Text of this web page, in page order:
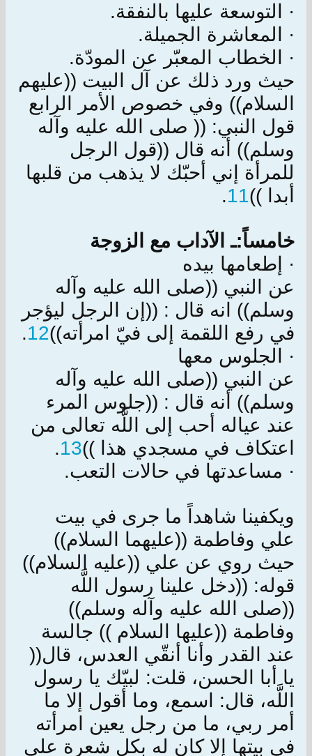
· التوسعة عليها بالنفقة.
· المعاشرة الجميلة.
· الخطاب المعبّر عن المودّة.
حيث ورد ذلك عن آل البيت ((عليهم
السلام)) وفي خصوص الأمر الرابع
قول النبي: (( صلى الله عليه وآله
وسلم)) أنه قال ((قول الرجل
للمرأة إني أحبّك لا يذهب من قلبها
أبدا ))11
.
خامساً:ـ الآداب مع الزوجة
· إطعامها بيده
عن النبي ((صلى الله عليه وآله
وسلم)) انه قال : ((إن الرجل ليؤجر
في رفع اللقمة إلى فيّ امرأته))12
.
· الجلوس معها
عن النبي ((صلى الله عليه وآله
وسلم)) أنه قال : ((جلوس المرء
عند عياله أحب إلى اللَّه تعالى من
اعتكاف في مسجدي هذا ))13
.
· مساعدتها في حالات التعب.
ويكفينا شاهداً ما جرى في بيت
علي وفاطمة ((عليهما السلام))
حيث روي عن علي ((عليه السلام))
قوله: ((دخل علينا رسول اللَّه
((صلى الله عليه وآله وسلم))
وفاطمة ((عليها السلام )) جالسة
عند القدر وأنا أنقّي العدس، قال((
يا أبا الحسن، قلت: لبيّك يا رسول
اللَّه، قال: اسمع، وما أقول إلا ما
أمر ربي، ما من رجل يعين امرأته
في بيتها إلا كان له بكل شعرة على